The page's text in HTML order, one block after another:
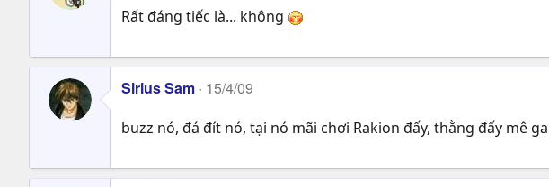
Rất đáng tiếc là... không
Sirius Sam 15/4/09
buzz nó, đá đít nó, tại nó mãi chơi Rakion đấy, thằng đấy mê